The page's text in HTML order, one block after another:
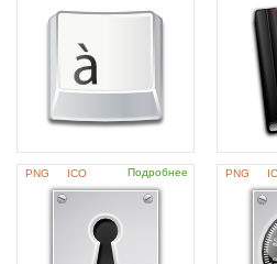
PNG ICO Подробнее PNG